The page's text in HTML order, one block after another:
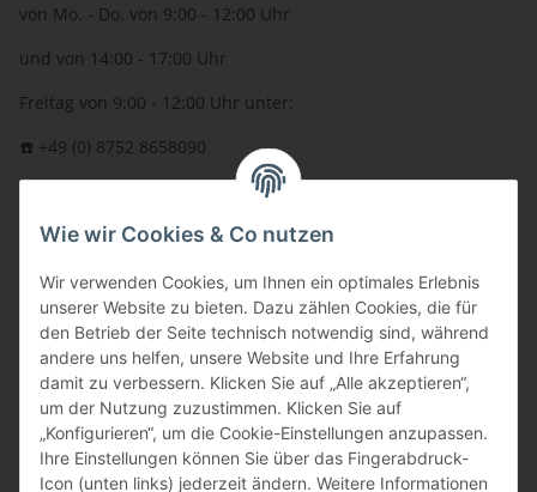
von Mo. - Do. von 9:00 - 12:00 Uhr
und von 14:00 - 17:00 Uhr
Freitag von 9:00 - 12:00 Uhr unter:
☎️ +49 (0) 8752 8658090
oder über unserKontaktformular
BFT - Autorisierter Fachhändler
Wie wir Cookies & Co nutzen
Wir verwenden Cookies, um Ihnen ein optimales Erlebnis
unserer Website zu bieten. Dazu zählen Cookies, die für
den Betrieb der Seite technisch notwendig sind, während
andere uns helfen, unsere Website und Ihre Erfahrung
damit zu verbessern. Klicken Sie auf „Alle akzeptieren“,
um der Nutzung zuzustimmen. Klicken Sie auf
„Konfigurieren“, um die Cookie-Einstellungen anzupassen.
Ihre Einstellungen können Sie über das Fingerabdruck-
Icon (unten links) jederzeit ändern. Weitere Informationen